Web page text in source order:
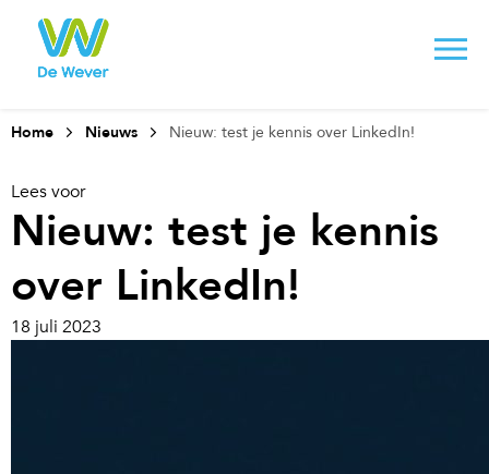
Home Nieuws Nieuw: test je kennis over LinkedIn!
Lees voor
Nieuw: test je kennis
over LinkedIn!
18 juli 2023